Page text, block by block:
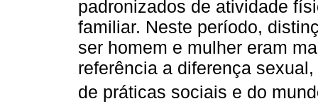
padronizados de atividade
familiar. Neste período,
ser homem e mulher eram
referência a diferença
de práticas sociais e do